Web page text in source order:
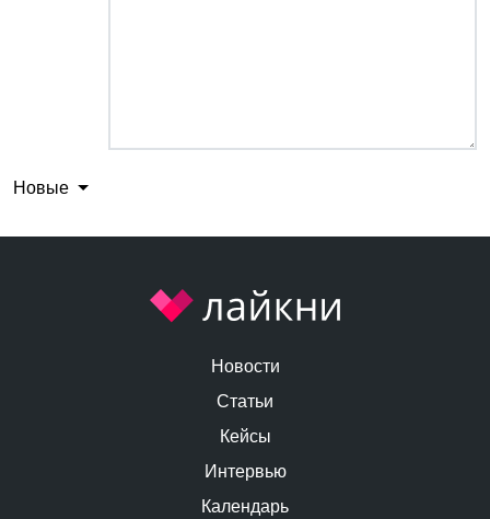
Новые
Новости
Статьи
Кейсы
Интервью
Календарь